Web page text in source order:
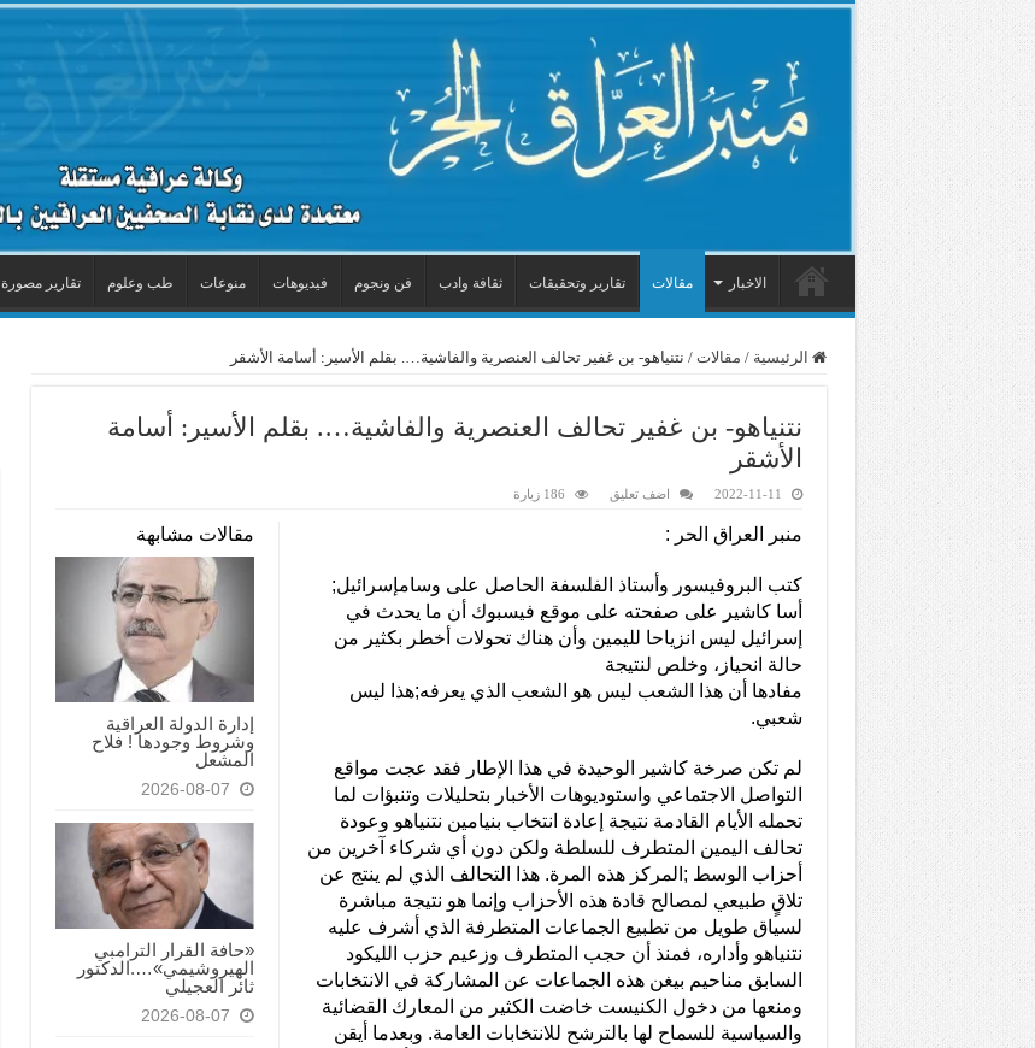
الاخبار مقالات تقارير وتحقيقات ثقافة وادب فن ونجوم فيديوهات منوعات طب وعلوم تقارير مصورة
الرئيسية / مقالات / نتنياهو- بن غفير تحالف العنصرية والفاشية…. بقلم الأسير: أسامة الأشقر
نتنياهو- بن غفير تحالف العنصرية والفاشية…. بقلم الأسير: أسامة
الأشقر
2022-11-11 اضف تعليق 186 زيارة
مقالات مشابهة
إدارة الدولة العراقية
وشروط وجودها ! فلاح
المشعل
2026-08-07
«حافة القرار الترامبي
الهيروشيمي»….الدكتور
ثائر العجيلي
2026-08-07
منبر العراق الحر :
كتب البروفيسور وأستاذ الفلسفة الحاصل على وسامإسرائيل;
أسا كاشير على صفحته على موقع فيسبوك أن ما يحدث في
إسرائيل ليس انزياحا لليمين وأن هناك تحولات أخطر بكثير من
حالة انحياز، وخلص لنتيجة
مفادها أن هذا الشعب ليس هو الشعب الذي يعرفه;هذا ليس
شعبي.
لم تكن صرخة كاشير الوحيدة في هذا الإطار فقد عجت مواقع
التواصل الاجتماعي واستوديوهات الأخبار بتحليلات وتنبؤات لما
تحمله الأيام القادمة نتيجة إعادة انتخاب بنيامين نتنياهو وعودة
تحالف اليمين المتطرف للسلطة ولكن دون أي شركاء آخرين من
أحزاب الوسط ;المركز هذه المرة. هذا التحالف الذي لم ينتج عن
تلاقٍ طبيعي لمصالح قادة هذه الأحزاب وإنما هو نتيجة مباشرة
لسياق طويل من تطبيع الجماعات المتطرفة الذي أشرف عليه
نتنياهو وأداره، فمنذ أن حجب المتطرف وزعيم حزب الليكود
السابق مناحيم بيغن هذه الجماعات عن المشاركة في الانتخابات
ومنعها من دخول الكنيست خاضت الكثير من المعارك القضائية
والسياسية للسماح لها بالترشح للانتخابات العامة. وبعدما أيقن